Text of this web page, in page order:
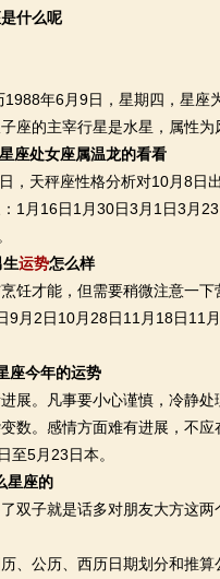
什么呢
年6月9日，星期四，星座
座的主宰行星是水星，属性为
座处女座属温龙的看看
天秤座性格分析对10月8日
1月16日1月30日3月1日3月
运势怎么样
才能，但需要稍微注意一下
9月2日10月28日11月18日11
座今年的运势
。凡事要小心谨慎，冷静处
数。感情方面难有进展，不
至5月23日本。
星座的
子就是话多对朋友大方这两
公历、西历日期划分和推算